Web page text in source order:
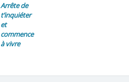
Arrête de
t’inquiéter
et
commence
à vivre